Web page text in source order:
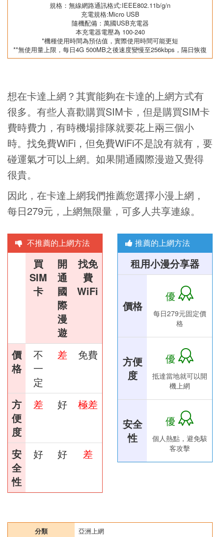
規格：無線網路通訊格式:IEEE802.11b/g/n
充電規格:Micro USB
隨機配備：萬國USB充電器
本充電器電壓為 100-240
*機種使用時間為預估值，實際使用時間可能更短
**無使用量上限，每日4G 500MB之後速度變慢至256kbps，隔日恢復
想在卡達上網？其實能夠在卡達的上網方式有
很多。有些人喜歡購買SIM卡，但是購買SIM卡
費時費力，有時機場排隊就要花上兩三個小
時。找免費WiFi，但免費WiFi不是說有就有，要
碰運氣才可以上網。如果開通國際漫遊又覺得
很貴。
因此，在卡達上網我們推薦您選擇小漫上網，
每日279元，上網無限量，可多人共享連線。
不推薦的上網方法
買
SIM
卡
開
通
國
際
漫
遊
找免
費
WiFi
價
格
不
一
定
差 免費
方
便
度
差 好 極差
安
全
性
好 好 差
推薦的上網方法
租用小漫分享器
價格
優
每日279元固定價
格
方便
度
優
抵達當地就可以開
機上網
安全
性
優
個人熱點，避免駭
客攻擊
分類
亞洲上網